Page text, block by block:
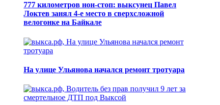
777 километров нон-стоп: выксунец Павел
Локтев занял 4-е место в сверхсложной
велогонке на Байкале
На улице Ульянова начался ремонт тротуара